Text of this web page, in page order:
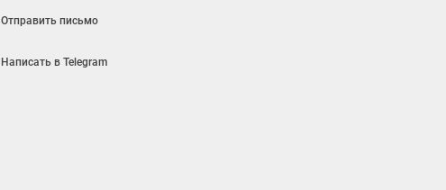
Отправить письмо
Написать в Telegram